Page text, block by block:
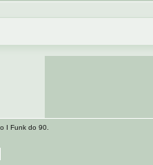
I Funk do 90.